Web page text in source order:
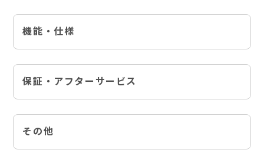
機能・仕様
保証・アフターサービス
その他